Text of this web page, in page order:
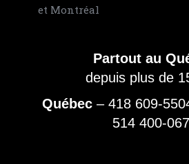
Partout au
depuis plus de
Québec – 418 609-
514 400-